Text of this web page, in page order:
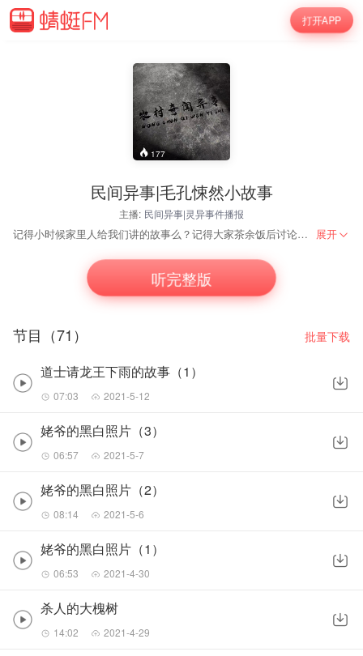
打开APP
177
民间异事|毛孔悚然小故事
主播: 民间异事|灵异事件播报
记得小时候家里人给我们讲的故事么？记得大家茶余饭后讨论的灵异事件么？专辑为大家播报各种灵异小故事，专门收录各种刺激的民间邪门事情，每个小故事都精彩绝伦，听完都浑身起鸡皮疙瘩，后背冒凉风。 展开
听完整版
节目（71） 批量下载
道士请龙王下雨的故事（1）
07:03 2021-5-12
姥爷的黑白照片（3）
06:57 2021-5-7
姥爷的黑白照片（2）
08:14 2021-5-6
姥爷的黑白照片（1）
06:53 2021-4-30
杀人的大槐树
14:02 2021-4-29